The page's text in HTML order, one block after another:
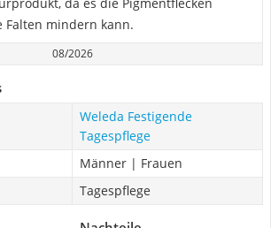
mindern kann.
08/2026
Weleda Festigende
Tagespflege
Männer | Frauen
Tagespflege